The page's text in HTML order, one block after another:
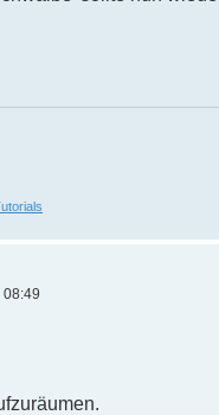
08:49